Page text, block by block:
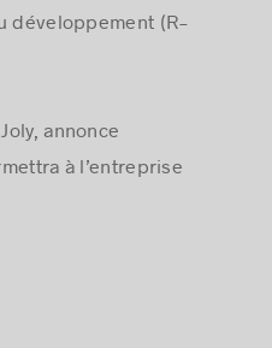
développement (R-
Joly, annonce
à l’entreprise